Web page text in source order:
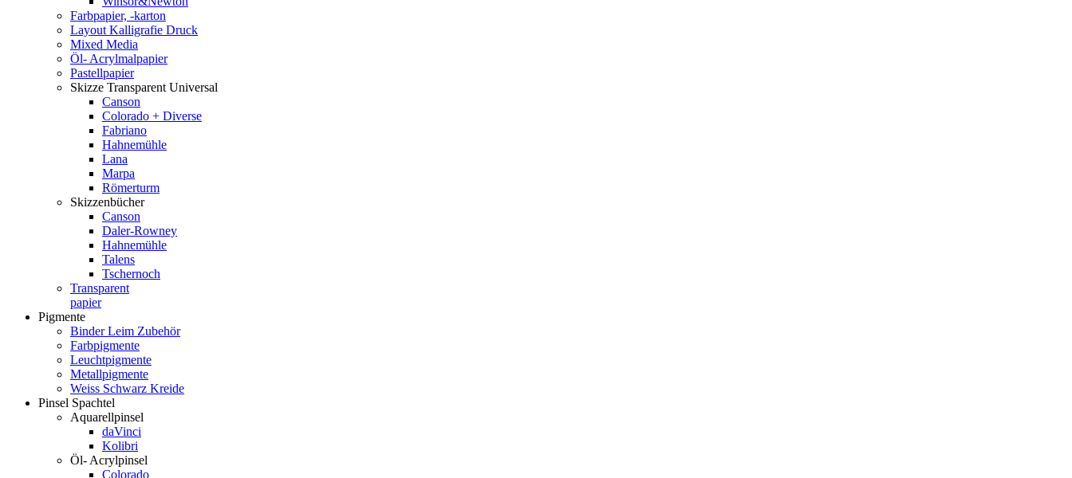
Farbpapier, -karton
Layout Kalligrafie Druck
Mixed Media
Öl- Acrylmalpapier
Pastellpapier
Skizze Transparent Universal
Canson
Colorado + Diverse
Fabriano
Hahnemühle
Lana
Marpa
Römerturm
Skizzenbücher
Canson
Daler-Rowney
Hahnemühle
Talens
Tschernoch
Transparent
papier
Pigmente
Binder Leim Zubehör
Farbpigmente
Leuchtpigmente
Metallpigmente
Weiss Schwarz Kreide
Pinsel Spachtel
Aquarellpinsel
daVinci
Kolibri
Öl- Acrylpinsel
Colorado